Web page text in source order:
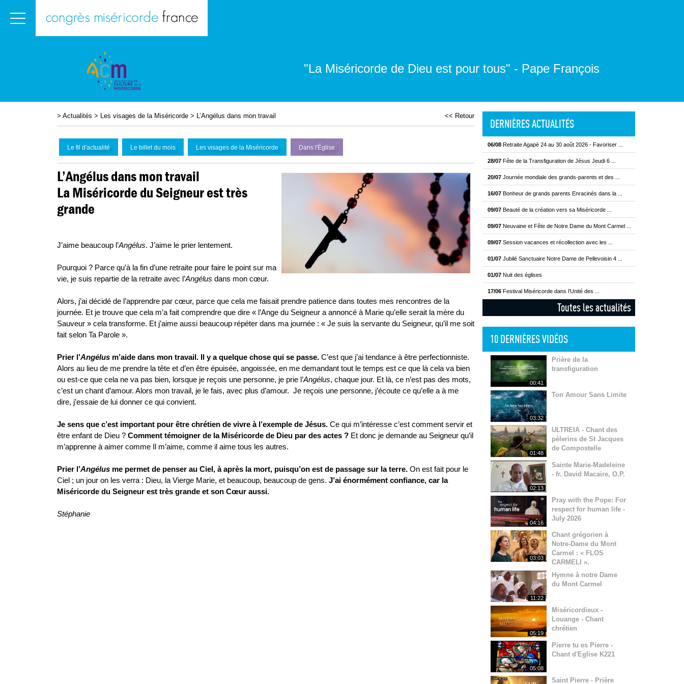
"La Miséricorde de Dieu est pour tous" - Pape François
> Actualités > Les visages de la Miséricorde > L’Angélus dans mon travail << Retour
Le fil d'actualité Le billet du mois Les visages de la Miséricorde Dans l'Église
L’Angélus dans mon travail
La Miséricorde du Seigneur est très
grande
J’aime beaucoup l’Angélus. J’aime le prier lentement.
Pourquoi ? Parce qu’à la fin d’une retraite pour faire le point sur ma
vie, je suis repartie de la retraite avec l’Angélus dans mon cœur.
Alors, j’ai décidé de l’apprendre par cœur, parce que cela me faisait prendre patience dans toutes mes rencontres de la
journée. Et je trouve que cela m’a fait comprendre que dire « l’Ange du Seigneur a annoncé à Marie qu’elle serait la mère du
Sauveur » cela transforme. Et j’aime aussi beaucoup répéter dans ma journée : « Je suis la servante du Seigneur, qu’il me soit
fait selon Ta Parole ».
Prier l’Angélus m’aide dans mon travail. Il y a quelque chose qui se passe. C’est que j’ai tendance à être perfectionniste.
Alors au lieu de me prendre la tête et d’en être épuisée, angoissée, en me demandant tout le temps est ce que là cela va bien
ou est-ce que cela ne va pas bien, lorsque je reçois une personne, je prie l’Angélus, chaque jour. Et là, ce n’est pas des mots,
c’est un chant d’amour. Alors mon travail, je le fais, avec plus d’amour. Je reçois une personne, j’écoute ce qu’elle a à me
dire, j’essaie de lui donner ce qui convient.
Je sens que c’est important pour être chrétien de vivre à l’exemple de Jésus. Ce qui m’intéresse c’est comment servir et
être enfant de Dieu ? Comment témoigner de la Miséricorde de Dieu par des actes ? Et donc je demande au Seigneur qu’il
m’apprenne à aimer comme Il m’aime, comme il aime tous les autres.
Prier l’Angélus me permet de penser au Ciel, à après la mort, puisqu’on est de passage sur la terre. On est fait pour le
Ciel ; un jour on les verra : Dieu, la Vierge Marie, et beaucoup, beaucoup de gens. J’ai énormément confiance, car la
Miséricorde du Seigneur est très grande et son Cœur aussi.
Stéphanie
DERNIÈRES ACTUALITÉS
06/08 Retraite Agapè 24 au 30 août 2026 - Favoriser ...
28/07 Fête de la Transfiguration de Jésus Jeudi 6 ...
20/07 Journée mondiale des grands-parents et des ...
16/07 Bonheur de grands parents Enracinés dans la ...
09/07 Beauté de la création vers sa Miséricorde ...
09/07 Neuvaine et Fête de Notre Dame du Mont Carmel ...
09/07 Session vacances et récollection avec les ...
01/07 Jubilé Sanctuaire Notre Dame de Pellevoisin 4 ...
01/07 Nuit des églises
17/06 Festival Miséricorde dans l’Unité des ...
Toutes les actualités
10 DERNIÈRES VIDÉOS
00:41
Prière de la
transfiguration
03:32
Ton Amour Sans Limite
01:48
ULTREIA - Chant des
pèlerins de St Jacques
de Compostelle
02:13
Sainte Marie-Madeleine
- fr. David Macaire, O.P.
04:16
Pray with the Pope: For
respect for human life -
July 2026
03:03
Chant grégorien à
Notre-Dame du Mont
Carmel : « FLOS
CARMELI ».
11:22
Hymne à notre Dame
du Mont Carmel
05:19
Miséricordieux -
Louange - Chant
chrétien
05:08
Pierre tu es Pierre -
Chant d'Eglise K221
Saint Pierre - Prière